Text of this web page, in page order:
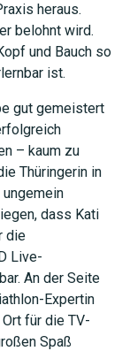
heraus.
belohnt wird.
und Bauch so
ist.
gut gemeistert
– kaum zu
Thüringerin in
dass Kati
die
Live-
An der Seite
Expertin
für die TV-
Spaß